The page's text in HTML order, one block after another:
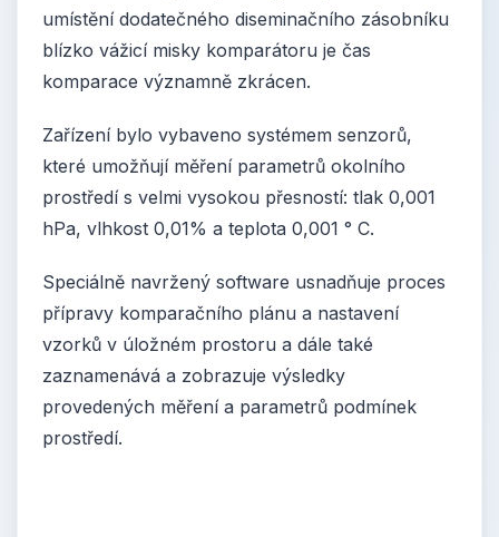
umístění dodatečného diseminačního zásobníku
blízko vážicí misky komparátoru je čas
komparace významně zkrácen.
Zařízení bylo vybaveno systémem senzorů,
které umožňují měření parametrů okolního
prostředí s velmi vysokou přesností: tlak 0,001
hPa, vlhkost 0,01% a teplota 0,001 ° C.
Speciálně navržený software usnadňuje proces
přípravy komparačního plánu a nastavení
vzorků v úložném prostoru a dále také
zaznamenává a zobrazuje výsledky
provedených měření a parametrů podmínek
prostředí.